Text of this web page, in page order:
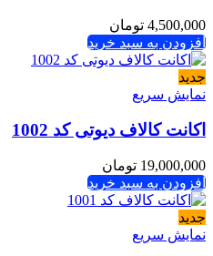
4,500,000 تومان
افزودن به سبد خرید
جدید
نمایش سریع
اکانت کالاف دیوتی کد 1002
19,000,000 تومان
افزودن به سبد خرید
جدید
نمایش سریع